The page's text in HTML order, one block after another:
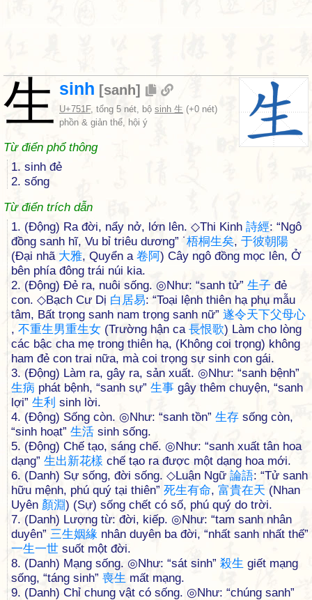
生 sinh [sanh]
U+751F, tổng 5 nét, bộ sinh 生 (+0 nét)
phồn & giản thể, hội ý
Từ điển phổ thông
1. sinh đẻ
2. sống
Từ điển trích dẫn
1. (Động) Ra đời, nẩy nở, lớn lên. ◇Thi Kinh 詩經: “Ngô
đồng sanh hĩ, Vu bỉ triêu dương” ˙梧桐生矣, 于彼朝陽
(Đại nhã 大雅, Quyển a 卷阿) Cây ngô đồng mọc lên, Ở
bên phía đông trái núi kia.
2. (Động) Đẻ ra, nuôi sống. ◎Như: “sanh tử” 生子 đẻ
con. ◇Bạch Cư Dị 白 居易: “Toại lệnh thiên hạ phụ mẫu
tâm, Bất trọng sanh nam trọng sanh nữ” 遂令天下父母心
, 不重生男重生女 (Trường hận ca 長恨歌) Làm cho lòng
các bậc cha mẹ trong thiên hạ, (Không coi trọng) không
ham đẻ con trai nữa, mà coi trọng sự sinh con gái.
3. (Động) Làm ra, gây ra, sản xuất. ◎Như: “sanh bệnh”
生病 phát bệnh, “sanh sự” 生事 gây thêm chuyện, “sanh
lợi” 生利 sinh lời.
4. (Động) Sống còn. ◎Như: “sanh tồn” 生存 sống còn,
“sinh hoạt” 生活 sinh sống.
5. (Động) Chế tạo, sáng chế. ◎Như: “sanh xuất tân hoa
dạng” 生出新花樣 chế tạo ra được một dạng hoa mới.
6. (Danh) Sự sống, đời sống. ◇Luận Ngữ 論語: “Tử sanh
hữu mệnh, phú quý tại thiên” 死生有命, 富貴在天 (Nhan
Uyên 顏淵) (Sự) sống chết có số, phú quý do trời.
7. (Danh) Lượng từ: đời, kiếp. ◎Như: “tam sanh nhân
duyên” 三生姻緣 nhân duyên ba đời, “nhất sanh nhất thế”
一生一世 suốt một đời.
8. (Danh) Mạng sống. ◎Như: “sát sinh” 殺生 giết mạng
sống, “táng sinh” 喪生 mất mạng.
9. (Danh) Chỉ chung vật có sống. ◎Như: “chúng sanh”